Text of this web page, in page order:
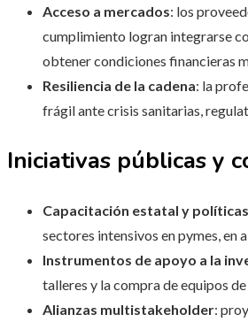
Acceso a mercados: los
cumplimiento logran integrarse
obtener condiciones financieras
Resiliencia de la cadena: la
frágil ante crisis sanitarias,
Iniciativas públicas y
Capacitación estatal y
sectores intensivos en pymes, en
Instrumentos de apoyo a la
talleres y la compra de equipos
Alianzas multistakeholder: